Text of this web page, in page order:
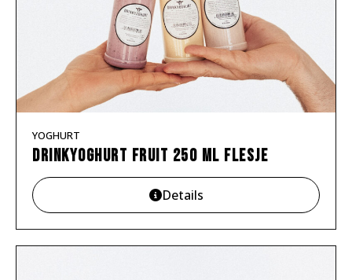
YOGHURT
Drinkyoghurt Fruit 250 ML flesje
Details